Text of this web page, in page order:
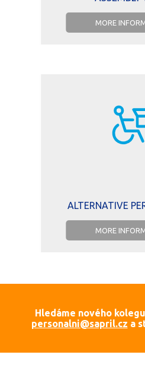
MORE
ALTERNATIVE
MORE
Hledáme nového
personalni@sapril.cz a